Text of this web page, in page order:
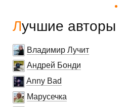
Лучшие авторы
Владимир Лучит
Андрей Бонди
Anny Bad
Марусечка